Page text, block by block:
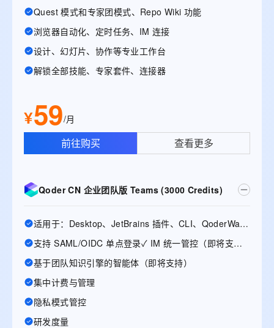
Quest 模式和专家团模式、Repo Wiki 功能
浏览器自动化、定时任务、IM 连接
设计、幻灯片、协作等专业工作台
解锁全部技能、专家套件、连接器
¥59/月
前往购买 查看更多
Qoder CN 企业团队版 Teams (3000 Credits)
适用于：Desktop、JetBrains 插件、CLI、QoderWake、Mobile
支持 SAML/OIDC 单点登录✓ IM 统一管控（即将支持）
基于团队知识引擎的智能体（即将支持）
集中计费与管理
隐私模式管控
研发度量